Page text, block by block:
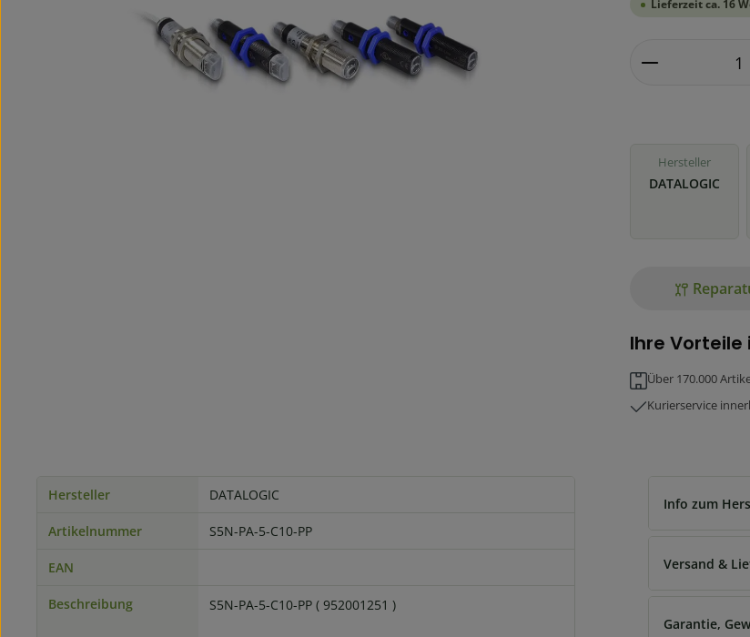
Lieferzeit ca. 16
Produkt
Hersteller
DATALOGIC
Ihre Vorteile
Über 170.000
Kurierservice
Hersteller DATALOGIC
Artikelnummer S5N-PA-5-C10-PP
EAN
Beschreibung S5N-PA-5-C10-PP ( 952001251 )
Info zum
Versand &
Garantie,